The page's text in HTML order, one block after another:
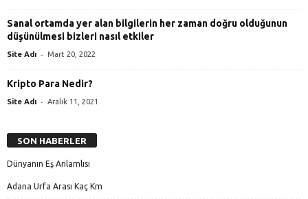
Sanal ortamda yer alan bilgilerin her zaman doğru olduğunun
düşünülmesi bizleri nasıl etkiler
Site Adı - Mart 20, 2022
Kripto Para Nedir?
Site Adı - Aralık 11, 2021
SON HABERLER
Dünyanın Eş Anlamlısı
Adana Urfa Arası Kaç Km